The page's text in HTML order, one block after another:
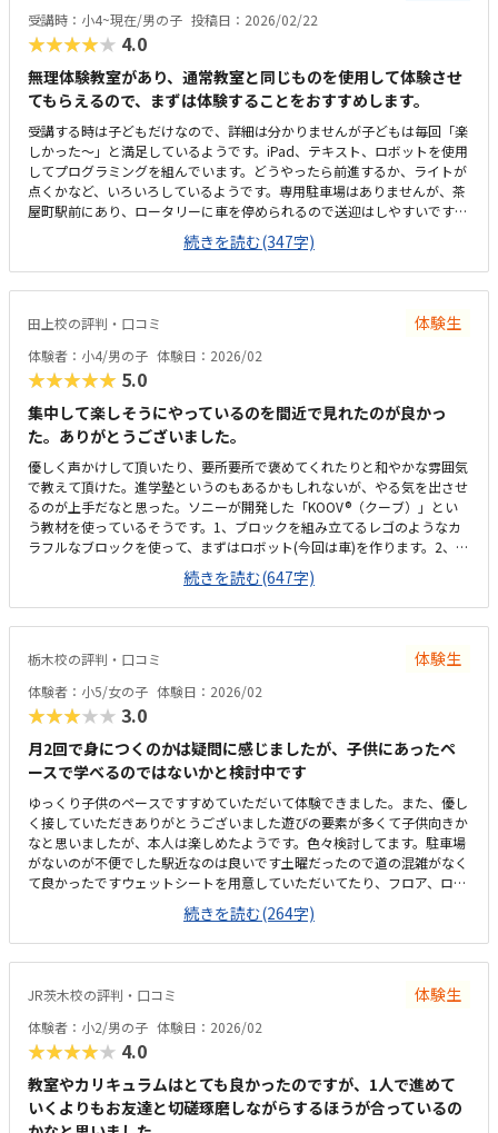
受講時：小4~現在/男の子 投稿日：2026/02/22
★★★★★ 4.0
無理体験教室があり、通常教室と同じものを使用して体験させ
てもらえるので、まずは体験することをおすすめします。
受講する時は子どもだけなので、詳細は分かりませんが子どもは毎回「楽
しかった〜」と満足しているようです。iPad、テキスト、ロボットを使用
してプログラミングを組んでいます。どうやったら前進するか、ライトが
点くかなど、いろいろしているようです。専用駐車場はありませんが、茶
屋町駅前にあり、ロータリーに車を停められるので送迎はしやすいです。
教室内は明るく、入ると先生方も大きい声で挨拶をしてくださいます。過
ごしやすいと思います。月2回、1回80分で12,000円くらいです。もう少
し安いと嬉しいです。4回にするともう少しお得になります。ハイペース
に勉強したい場合は4回の方がいいと思います。1人の先生が2人を指導す
るようになります。少人数制なのがいいと思います。専用駐車場があると
嬉しいです。特になし
続きを読む(347字)
田上校の評判・口コミ 体験生
体験者：小4/男の子 体験日：2026/02
★★★★★ 5.0
集中して楽しそうにやっているのを間近で見れたのが良かっ
た。ありがとうございました。
優しく声かけして頂いたり、要所要所で褒めてくれたりと和やかな雰囲気
で教えて頂けた。進学塾というのもあるかもしれないが、やる気を出させ
るのが上手だなと思った。ソニーが開発した「KOOV®（クーブ）」とい
う教材を使っているそうです。​1、ブロックを組み立てるレゴのようなカ
ラフルなブロックを使って、まずはロボット(今回は車)を作ります。2、
電子パーツを組み合わせるスイッチ、​モーター、光センサー、ブザーなど
のパーツをブロックに組み込みます。3、プログラミング​専用のアプリを
使って、iPadで命令（プログラム）を書きます。iPadではなくノートPC
なら、なお良かったと思います。時間帯にもよるとは思いますが、マクド
ナルドと同じ駐車場を使うので混む場合と空いてる場合があると思いま
す。土曜や祝日だと駐車場が混むかもしれません。受験生らとは少し離れ
た場所のテーブルで良かった。教室自体は奥行きがあるというか、思った
より広く感じました。他のプログラミング教室よりは安いのではないでし
ょうか。また月2回か4回かを選べるのは良いと思う。間隔空けたくないな
ら4回、他の習い事あるなら2回で良いと思う。ただプログラミングするだ
けでなく、具現化したものを実際に動かすというのはイメージも湧きやす
通り動くか確認→解体して片付けまた教室長や今回担当された方は、物腰
柔らかく子供にも優しく接して頂けた。80分は長いかなと思ったが、体感
では早く感じた。
続きを読む(647字)
栃木校の評判・口コミ 体験生
体験者：小5/女の子 体験日：2026/02
★★★★★ 3.0
月2回で身につくのかは疑問に感じましたが、子供にあったペ
ースで学べるのではないかと検討中です
ゆっくり子供のペースですすめていただいて体験できました。また、優し
く接していただきありがとうございました遊びの要素が多くて子供向きか
なと思いましたが、本人は楽しめたようです。色々検討してます。駐車場
がないのが不便でした駅近なのは良いです土曜だったので道の混雑がなく
て良かったですウェットシートを用意していただいてたり、フロア、ロビ
ーも綺麗にされていて良かったです。他の教室も同じような値段設定だっ
たかと思いますが、、、少し高いような感じもしましたタブレットをつか
ってプログラムを作りながらロボットを操作し、動かしたのが面白かった
続きを読む(264字)
JR茨木校の評判・口コミ 体験生
体験者：小2/男の子 体験日：2026/02
★★★★★ 4.0
教室やカリキュラムはとても良かったのですが、1人で進めて
いくよりもお友達と切磋琢磨しながらするほうが合っているの